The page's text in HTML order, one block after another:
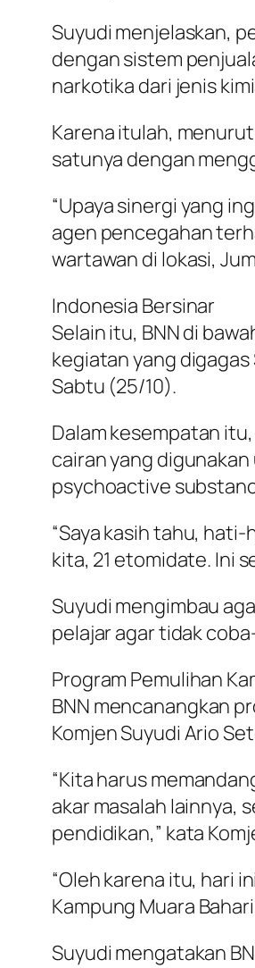
Suyudi menjelaskan,
dengan sistem
narkotika dari jenis
Karena itulah,
satunya dengan
“Upaya sinergi yang
agen pencegahan
wartawan di lokasi,
Indonesia Bersinar
Selain itu, BNN di
kegiatan yang digagas
Sabtu (25/10).
Dalam kesempatan
cairan yang
psychoactive
“Saya kasih tahu,
kita, 21 etomidate. Ini
Suyudi mengimbau
pelajar agar tidak
Program Pemulihan
BNN mencanangkan
Komjen Suyudi Ario
“Kita harus
akar masalah lainnya,
pendidikan,” kata
“Oleh karena itu, hari
Kampung Muara
Suyudi mengatakan